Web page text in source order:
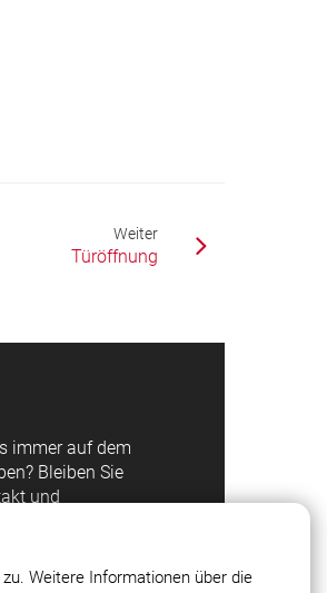
Weiter
Türöffnung
immer auf dem
Bleiben Sie
und
Weitere Informationen über die